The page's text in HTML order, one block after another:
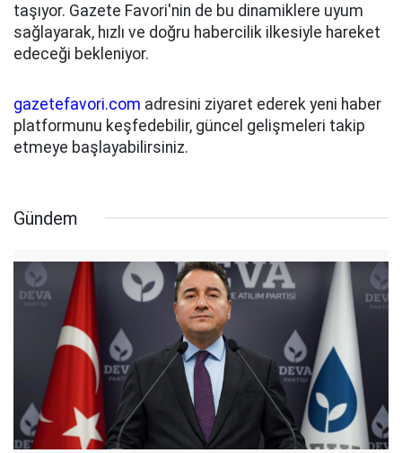
taşıyor. Gazete Favori'nin de bu dinamiklere uyum
sağlayarak, hızlı ve doğru habercilik ilkesiyle hareket
edeceği bekleniyor.
gazetefavori.com adresini ziyaret ederek yeni haber
platformunu keşfedebilir, güncel gelişmeleri takip
etmeye başlayabilirsiniz.
Gündem